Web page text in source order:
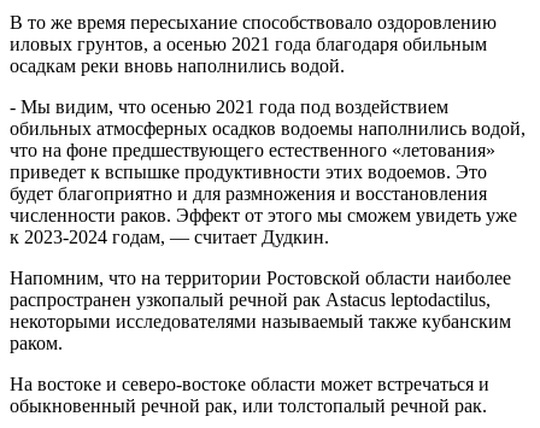
В то же время пересыхание способствовало оздоровлению
иловых грунтов, а осенью 2021 года благодаря обильным
осадкам реки вновь наполнились водой.
- Мы видим, что осенью 2021 года под воздействием
обильных атмосферных осадков водоемы наполнились водой,
что на фоне предшествующего естественного «летования»
приведет к вспышке продуктивности этих водоемов. Это
будет благоприятно и для размножения и восстановления
численности раков. Эффект от этого мы сможем увидеть уже
к 2023-2024 годам, — считает Дудкин.
Напомним, что на территории Ростовской области наиболее
распространен узкопалый речной рак Astacus leptodactilus,
некоторыми исследователями называемый также кубанским
раком.
На востоке и северо-востоке области может встречаться и
обыкновенный речной рак, или толстопалый речной рак.